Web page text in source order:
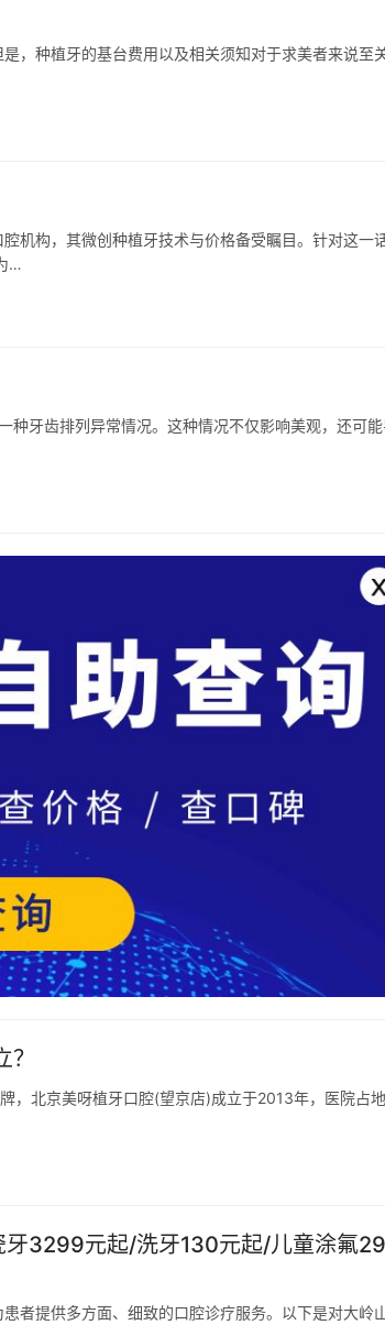
，种植牙的基台费用以及相关须知对于求美者来说至
机构，其微创种植牙技术与价格备受瞩目。针对这一
…
牙齿排列异常情况。这种情况不仅影响美观，还可
，北京美呀植牙口腔(望京店)成立于2013年，医院占
牙3299元起/洗牙130元起/儿童涂氟
者提供多方面、细致的口腔诊疗服务。以下是对大岭